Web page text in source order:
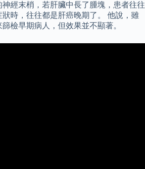
經末梢，若肝臟中長了腫塊，患者往往
時，往往都是肝癌晚期了。 他說，雖
檢早期病人，但效果並不顯著。